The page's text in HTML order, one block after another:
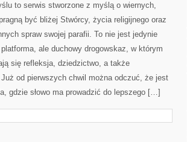
to serwis stworzone z myślą o wiernych,
być bliżej Stwórcy, życia religijnego oraz
spraw swojej parafii. To nie jest jedynie
platforma, ale duchowy drogowskaz, w którym
się refleksja, dziedzictwo, a także
od pierwszych chwil można odczuć, że jest
gdzie słowo ma prowadzić do lepszego […]